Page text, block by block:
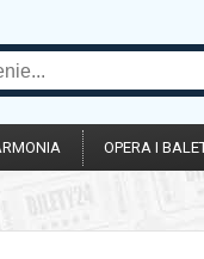
OPERA I